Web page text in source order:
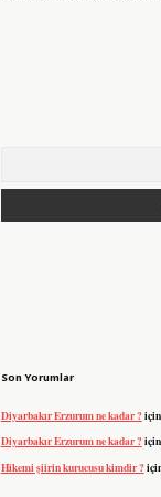
Son Yorumlar
Diyarbakır Erzurum ne kadar ?için
Diyarbakır Erzurum ne kadar ?için
Hikemi şiirin kurucusu kimdir ?